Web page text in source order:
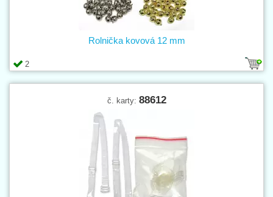
2
Rolnička kovová 12 mm
č. karty: 88612